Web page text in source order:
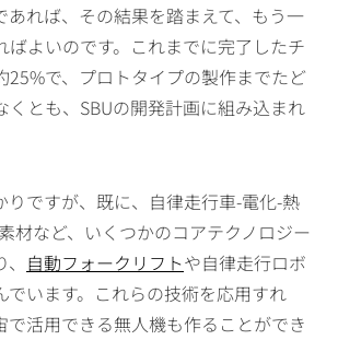
あれば、その結果を踏まえて、もう一
ばよいのです。これまでに完了したチ
25%で、プロトタイプの製作までたど
くとも、SBUの開発計画に組み込まれ
りですが、既に、自律走行車-電化-熱
材など、いくつかのコアテクノロジー
自動フォークリフトや自律走行ロボ
でいます。これらの技術を応用すれ
で活用できる無人機も作ることができ